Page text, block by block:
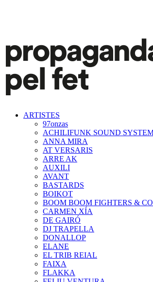
ARTISTES
97onzas
ACHILIFUNK SOUND
ANNA MIRA
AT VERSARIS
ARRE AK
AUXILI
AVANT
BASTARDS
BOIKOT
BOOM BOOM FIGHTERS &
CARMEN XÍA
DE GAIRÓ
DJ TRAPELLA
DONALLOP
ELANE
EL TRIB REIAL
FAIXA
FLAKKA